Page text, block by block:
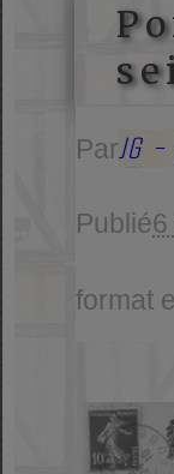
ParJG
Publié
format